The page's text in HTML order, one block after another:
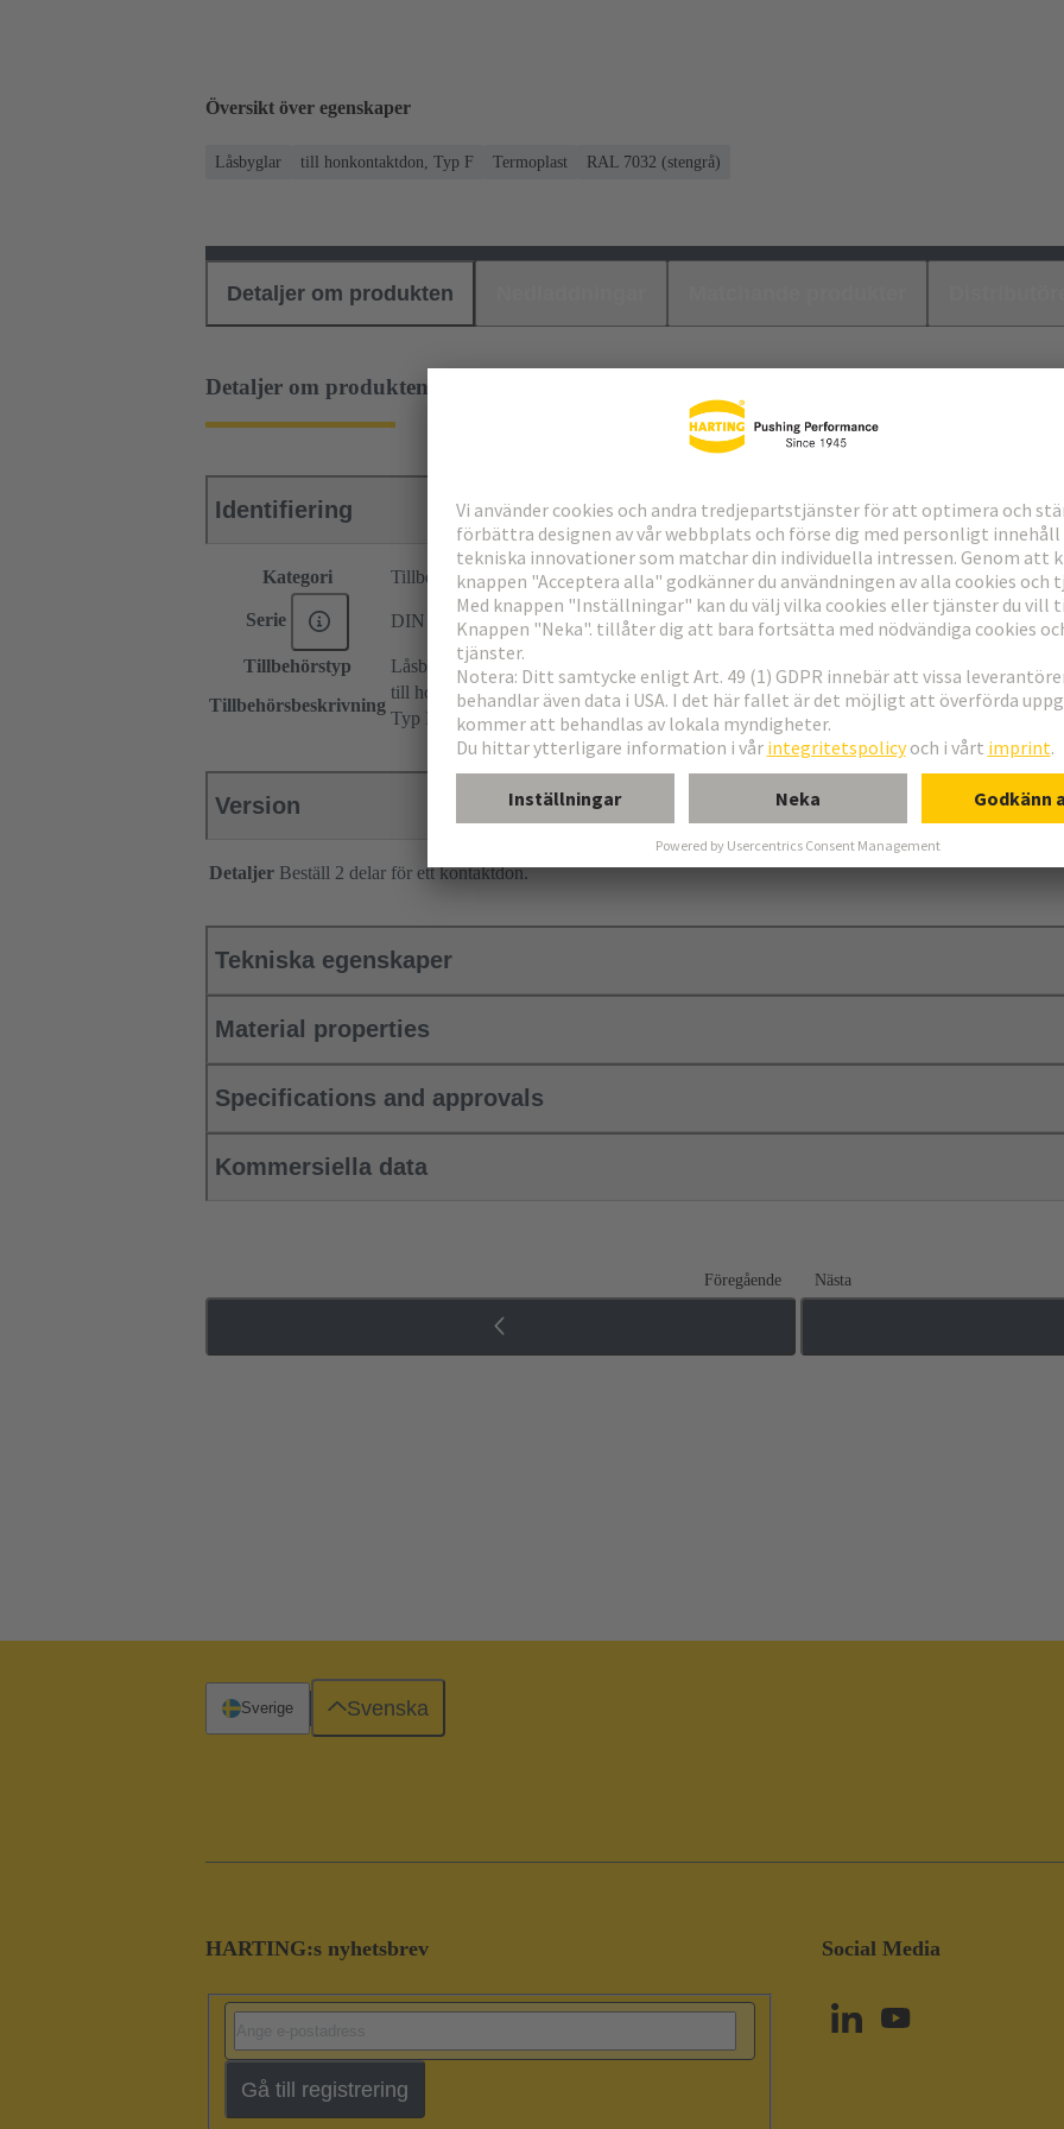
Översikt över egenskaper
Låsbyglar till honkontaktdon, Typ F Termoplast RAL 7032 (stengrå)
Detaljer om produkten
Detaljer om produkten
Identifiering
Kategori Tillbehör
Serie DIN 41612
Tillbehörstyp
Låsbyglar
Tillbehörsbeskrivning
till honkontaktdon
Typ F
Version
Detaljer Beställ 2 delar för ett kontaktdon.
Tekniska egenskaper
Material properties
Specifications and approvals
Kommersiella data
Föregående Nästa
HARTING:s nyhetsbrev
Gå till registrering
Social Media
Sverige Svenska